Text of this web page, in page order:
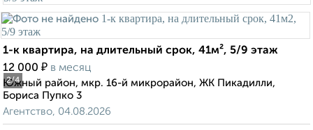
2/4
1-к квартира, на длительный срок, 41м², 5/9 этаж
12 000 ₽ в месяц
Южный район, мкр. 16-й микрорайон, ЖК Пикадилли,
Бориса Пупко 3
Агентство, 04.08.2026